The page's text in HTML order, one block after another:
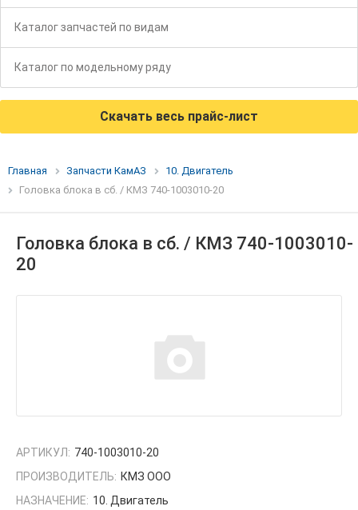
Каталог запчастей по видам
Каталог по модельному ряду
Скачать весь прайс-лист
Главная Запчасти КамАЗ
10. Двигатель
Головка блока в сб. / КМЗ 740-1003010-20
Головка блока в сб. / КМЗ 740-1003010-
20
АРТИКУЛ: 740-1003010-20
ПРОИЗВОДИТЕЛЬ: КМЗ ООО
НАЗНАЧЕНИЕ: 10. Двигатель